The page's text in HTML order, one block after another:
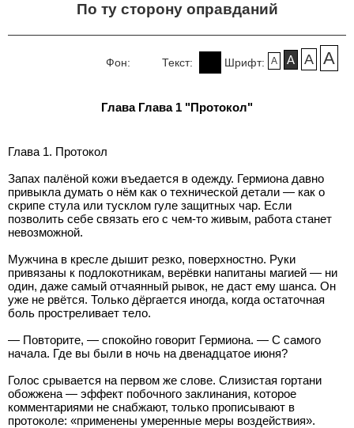
По ту сторону оправданий
A A A A
Шрифт:
Текст:
Фон:
Глава Глава 1 "Протокол"
Глава 1. Протокол
Запах палёной кожи въедается в одежду. Гермиона давно
привыкла думать о нём как о технической детали — как о
скрипе стула или тусклом гуле защитных чар. Если
позволить себе связать его с чем-то живым, работа станет
невозможной.
Мужчина в кресле дышит резко, поверхностно. Руки
привязаны к подлокотникам, верёвки напитаны магией — ни
один, даже самый отчаянный рывок, не даст ему шанса. Он
уже не рвётся. Только дёргается иногда, когда остаточная
боль простреливает тело.
— Повторите, — спокойно говорит Гермиона. — С самого
начала. Где вы были в ночь на двенадцатое июня?
Голос срывается на первом же слове. Слизистая гортани
обожжена — эффект побочного заклинания, которое
комментариями не снабжают, только прописывают в
протоколе: «применены умеренные меры воздействия».